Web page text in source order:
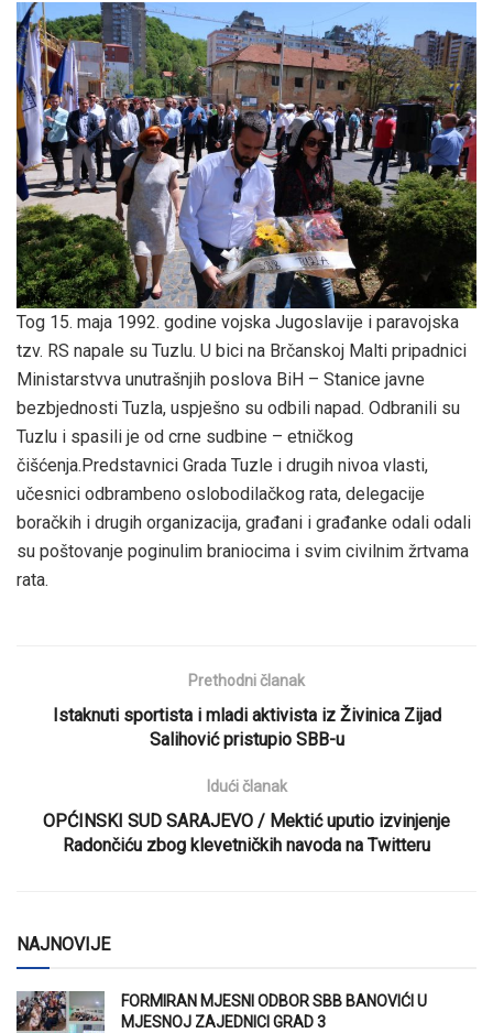
Tog 15. maja 1992. godine vojska Jugoslavije i paravojska
tzv. RS napale su Tuzlu. U bici na Brčanskoj Malti pripadnici
Ministarstvva unutrašnjih poslova BiH – Stanice javne
bezbjednosti Tuzla, uspješno su odbili napad. Odbranili su
Tuzlu i spasili je od crne sudbine – etničkog
čišćenja.Predstavnici Grada Tuzle i drugih nivoa vlasti,
učesnici odbrambeno oslobodilačkog rata, delegacije
boračkih i drugih organizacija, građani i građanke odali odali
su poštovanje poginulim braniocima i svim civilnim žrtvama
rata.
Prethodni članak
Istaknuti sportista i mladi aktivista iz Živinica Zijad
Salihović pristupio SBB-u
Idući članak
OPĆINSKI SUD SARAJEVO / Mektić uputio izvinjenje
Radončiću zbog klevetničkih navoda na Twitteru
NAJNOVIJE
FORMIRAN MJESNI ODBOR SBB BANOVIĆI U
MJESNOJ ZAJEDNICI GRAD 3